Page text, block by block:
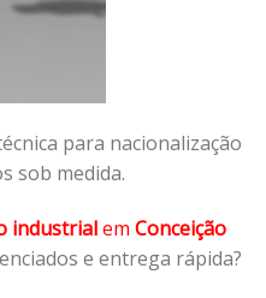
para nacionalização
sob medida.
industrialem Conceição
e entrega rápida?